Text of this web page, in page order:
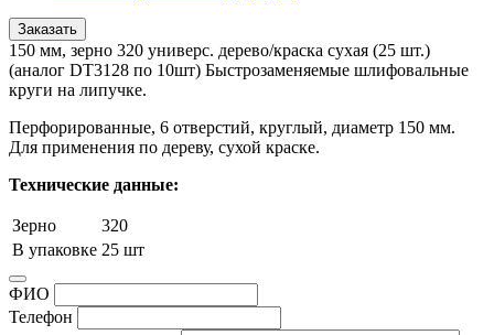
Заказать
150 мм, зерно 320 универс. дерево/краска сухая (25 шт.)
(аналог DT3128 по 10шт) Быстрозаменяемые шлифовальные
круги на липучке.
Перфорированные, 6 отверстий, круглый, диаметр 150 мм.
Для применения по дереву, сухой краске.
Технические данные:
Зерно
320
В упаковке 25 шт
ФИО
Телефон